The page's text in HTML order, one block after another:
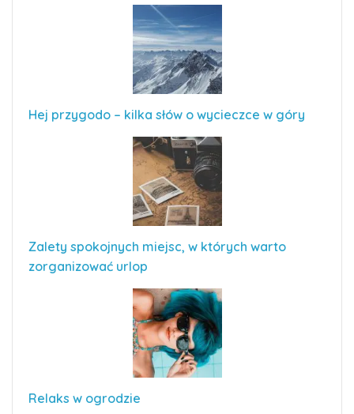
Hej przygodo – kilka słów o wycieczce w góry
Zalety spokojnych miejsc, w których warto
zorganizować urlop
Relaks w ogrodzie